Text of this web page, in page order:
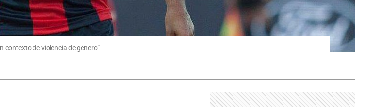
contexto de violencia de género”.